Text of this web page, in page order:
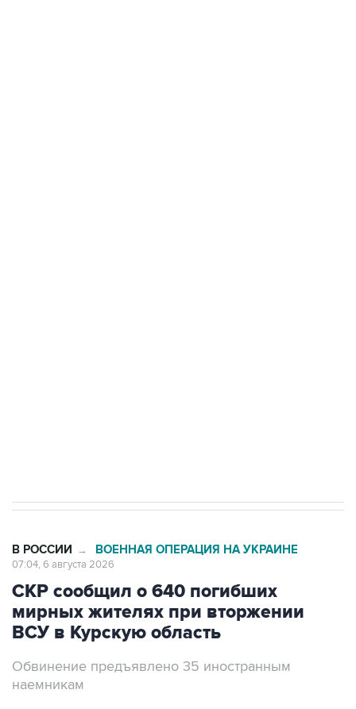
В РОССИИ → ВОЕННАЯ ОПЕРАЦИЯ НА УКРАИНЕ
07:04, 6 августа 2026
СКР сообщил о 640 погибших
мирных жителях при вторжении
ВСУ в Курскую область
Обвинение предъявлено 35 иностранным
наемникам